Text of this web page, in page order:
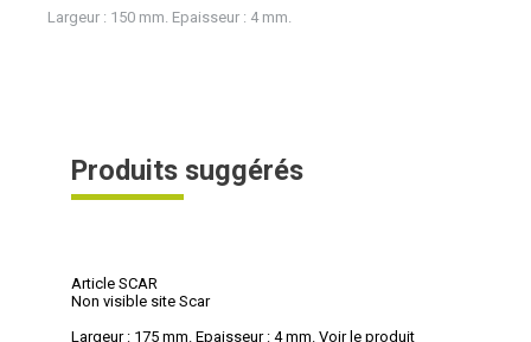
Largeur : 150 mm. Epaisseur : 4 mm.
Produits suggérés
Article SCAR
Non visible site Scar
Largeur : 175 mm. Epaisseur : 4 mm. Voir le produit